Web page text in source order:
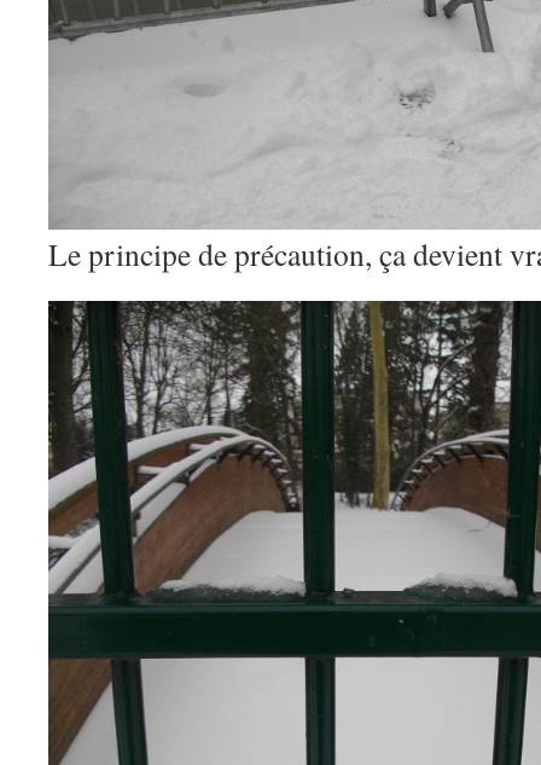
Le principe de précaution, ça devient